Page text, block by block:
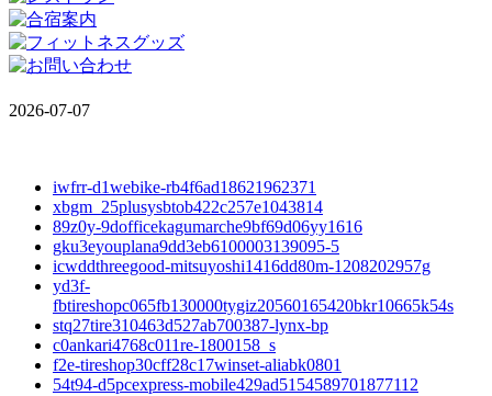
2026-07-07
iwfrr-d1webike-rb4f6ad18621962371
xbgm_25plusysbtob422c257e1043814
89z0y-9dofficekagumarche9bf69d06yy1616
gku3eyouplana9dd3eb6100003139095-5
icwddthreegood-mitsuyoshi1416dd80m-1208202957g
yd3f-
fbtireshopc065fb130000tygiz20560165420bkr10665k54s
stq27tire310463d527ab700387-lynx-bp
c0ankari4768c011re-1800158_s
f2e-tireshop30cff28c17winset-aliabk0801
54t94-d5pcexpress-mobile429ad5154589701877112